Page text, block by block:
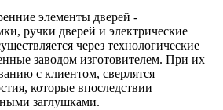
элементы дверей -
ручки дверей и электрические
через технологические
заводом изготовителем. При их
с клиентом, сверлятся
которые впоследствии
заглушками.